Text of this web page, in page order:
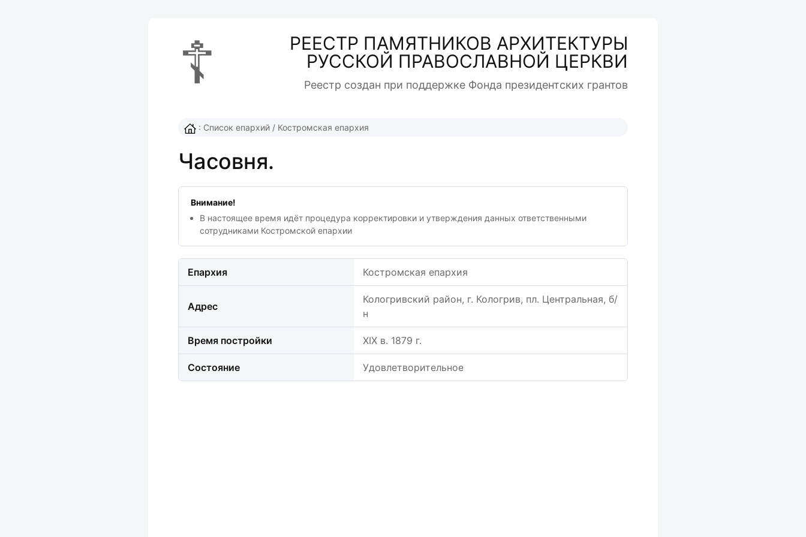
☦
РЕЕСТР ПАМЯТНИКОВ АРХИТЕКТУРЫ
РУССКОЙ ПРАВОСЛАВНОЙ ЦЕРКВИ
Реестр создан при поддержке Фонда президентcких грантов
: Список епархий / Костромская епархия
Часовня.
Внимание!
В настоящее время идёт процедура корректировки и утверждения данных ответственными
сотрудниками Костромской епархии
Епархия Костромская епархия
Адрес
Кологривский район, г. Кологрив, пл. Центральная, б/
н
Время постройки XIX в. 1879 г.
Состояние Удовлетворительное